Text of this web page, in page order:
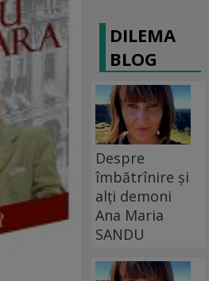
DILEMA
BLOG
Despre
îmbătrînire și
alți demoni
Ana Maria
SANDU